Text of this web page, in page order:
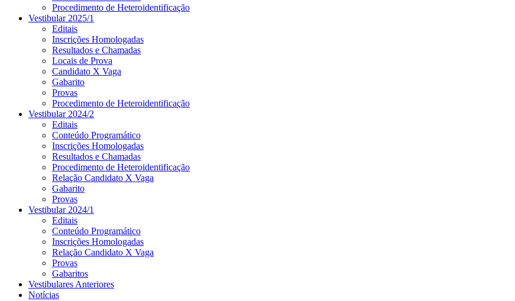
Procedimento de Heteroidentificação
Vestibular 2025/1
Editais
Inscrições Homologadas
Resultados e Chamadas
Locais de Prova
Candidato X Vaga
Gabarito
Provas
Procedimento de Heteroidentificação
Vestibular 2024/2
Editais
Conteúdo Programático
Inscrições Homologadas
Resultados e Chamadas
Procedimento de Heteroidentificação
Relação Candidato X Vaga
Gabarito
Provas
Vestibular 2024/1
Editais
Conteúdo Programático
Inscrições Homologadas
Relação Candidato X Vaga
Provas
Gabaritos
Vestibulares Anteriores
Notícias